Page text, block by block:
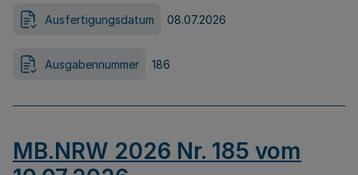
Ausfertigungsdatum 08.07.2026
Ausgabennummer 186
MB.NRW 2026 Nr. 185 vom